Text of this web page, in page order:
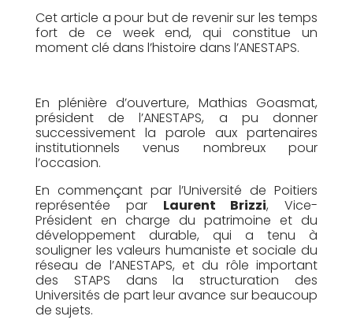
Cet article a pour but de revenir sur les temps
fort de ce week end, qui constitue un
moment clé dans l’histoire dans l’ANESTAPS.
En plénière d’ouverture, Mathias Goasmat,
président de l’ANESTAPS, a pu donner
successivement la parole aux partenaires
institutionnels venus nombreux pour
l’occasion.
En commençant par l’Université de Poitiers
représentée par Laurent Brizzi, Vice-
Président en charge du patrimoine et du
développement durable, qui a tenu à
souligner les valeurs humaniste et sociale du
réseau de l’ANESTAPS, et du rôle important
des STAPS dans la structuration des
Universités de part leur avance sur beaucoup
de sujets.